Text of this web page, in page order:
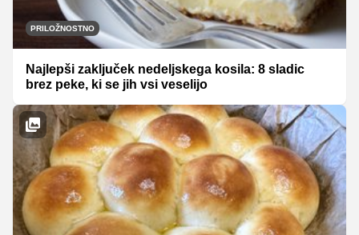
PRILOŽNOSTNO
Najlepši zaključek nedeljskega kosila: 8 sladic
brez peke, ki se jih vsi veselijo